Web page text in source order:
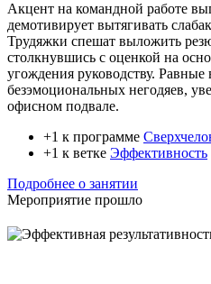
Акцент на командной работе
демотивирует вытягивать
Трудяжки спешат выложить
столкнувшись с оценкой на
угождения руководству.
безэмоциональных негодяев,
офисном подвале.
+1 к программе
+1 к ветке Эффективность
Подробнее о занятии
Мероприятие прошло